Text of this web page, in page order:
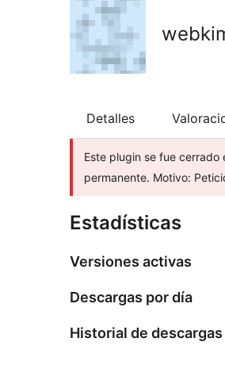
Detalles
Este plugin se fue
permanente. Motivo:
Estadísticas
Versiones activas
Descargas por día
Historial de descargas